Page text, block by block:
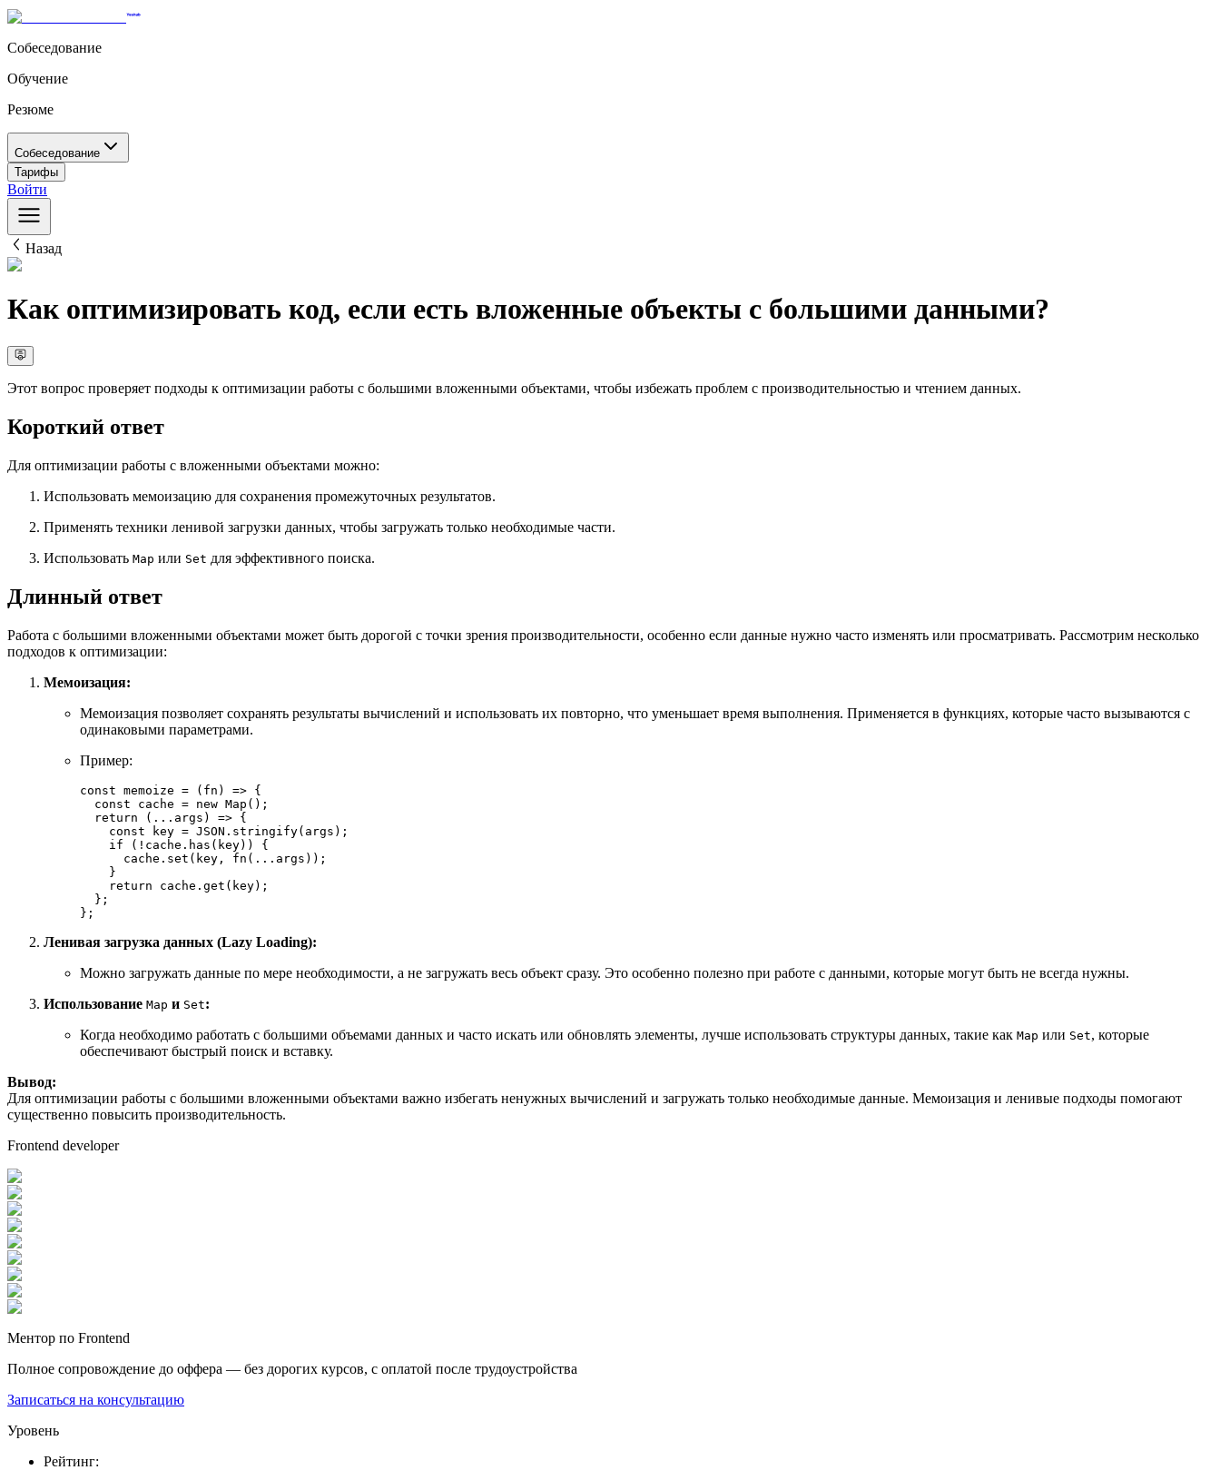
Собеседование
Обучение
Резюме
Собеседование
Тарифы
Войти
Назад
Как оптимизировать код, если есть вложенные объекты с большими данными?
Этот вопрос проверяет подходы к оптимизации работы с большими вложенными объектами, чтобы избежать проблем с производительностью и чтением данных.
Короткий ответ
Для оптимизации работы с вложенными объектами можно:
Использовать мемоизацию для сохранения промежуточных результатов.
Применять техники ленивой загрузки данных, чтобы загружать только необходимые части.
Использовать Map или Set для эффективного поиска.
Длинный ответ
Работа с большими вложенными объектами может быть дорогой с точки зрения производительности, особенно если данные нужно часто изменять или просматривать. Рассмотрим несколько
подходов к оптимизации:
Мемоизация:
Мемоизация позволяет сохранять результаты вычислений и использовать их повторно, что уменьшает время выполнения. Применяется в функциях, которые часто вызываются с
одинаковыми параметрами.
Пример:
const memoize = ( fn ) => {
const cache = new Map ();
return
( ...args ) => {
const key = JSON . stringify(args);
if (!cache. has (key)) {
      cache.
set (key, fn (...args));
    }
return cache. get (key);
  };
Ленивая загрузка данных (Lazy Loading):
Можно загружать данные по мере необходимости, а не загружать весь объект сразу. Это особенно полезно при работе с данными, которые могут быть не всегда нужны.
Использование Map и Set:
Когда необходимо работать с большими объемами данных и часто искать или обновлять элементы, лучше использовать структуры данных, такие как Map или Set, которые
обеспечивают быстрый поиск и вставку.
Вывод:
Для оптимизации работы с большими вложенными объектами важно избегать ненужных вычислений и загружать только необходимые данные. Мемоизация и ленивые подходы помогают
существенно повысить производительность.
Frontend developer
Ментор по Frontend
Полное сопровождение до оффера — без дорогих курсов, с оплатой после трудоустройства
Записаться на консультацию
Уровень
Рейтинг: